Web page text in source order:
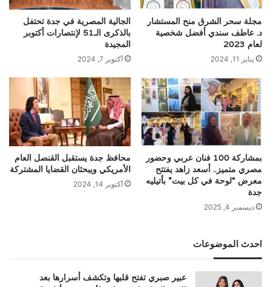
مجلة سحر الشرق منح المستشار
د. عاطف سندي أفضل شخصية
لعام 2023
يناير 11, 2024
الجالية المصرية في جدة تحتفل
بالذكرى الـ51 لإنتصارات أكتوبر
المجيدة
أكتوبر 7, 2024
بمشاركة 100 فنان عربي وحضور
مصري متميز.. أسعد زاهد يفتتح
معرض “لوحة في كل بيت” بأتيليه
جدة
ديسمبر 4, 2025
محافظ جدة يستقبل القنصل العام
الأمريكي ويبحثان القضايا المشتركة
أكتوبر 14, 2024
احدث الموضوعات
عبير صبري تفتح قلبها وتكشف أسرارها بعد